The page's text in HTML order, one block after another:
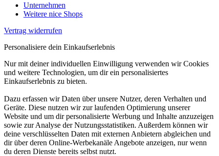
Unternehmen
Weitere nice Shops
Vertrag widerrufen
Personalisiere dein Einkaufserlebnis
Nur mit deiner individuellen Einwilligung verwenden wir Cookies
und weitere Technologien, um dir ein personalisiertes
Einkaufserlebnis zu bieten.
Dazu erfassen wir Daten über unsere Nutzer, deren Verhalten und
Geräte. Diese nutzen wir zur laufenden Optimierung unserer
Website und um dir personalisierte Werbung und Inhalte anzuzeigen
sowie zur Analyse der Nutzungsstatistiken. Außerdem können wir
deine verschlüsselten Daten mit externen Anbietern abgleichen und
dir über deren Online-Werbekanäle Angebote anzeigen, nur wenn
du deren Dienste bereits selbst nutzt.